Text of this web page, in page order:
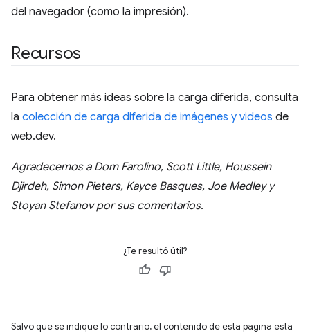
del navegador (como la impresión).
Recursos
Para obtener más ideas sobre la carga diferida, consulta
la colección de carga diferida de imágenes y videos de
web.dev.
Agradecemos a Dom Farolino, Scott Little, Houssein
Djirdeh, Simon Pieters, Kayce Basques, Joe Medley y
Stoyan Stefanov por sus comentarios.
¿Te resultó útil?
Salvo que se indique lo contrario, el contenido de esta página está